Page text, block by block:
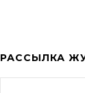
РАССЫЛКА